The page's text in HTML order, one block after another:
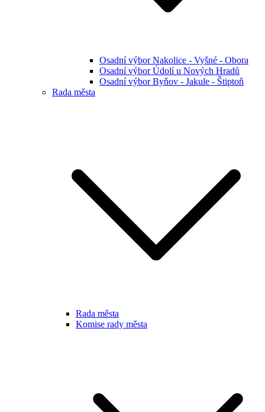
Osadní výbor Nakolice - Vyšné - Obora
Osadní výbor Údolí u Nových Hradů
Osadní výbor Byňov - Jakule - Štiptoň
Rada města
Rada města
Komise rady města